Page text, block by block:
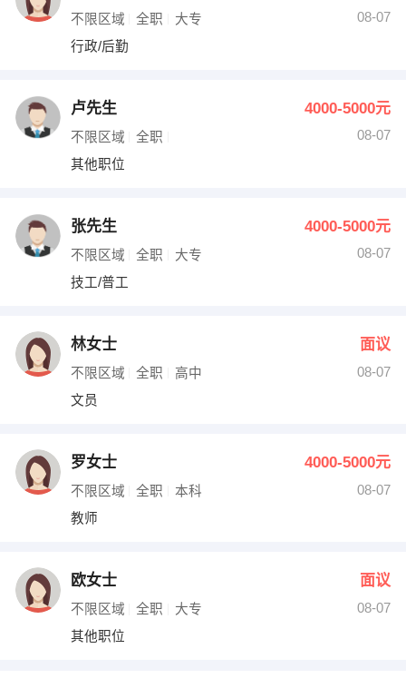
其他职位
不限区域 全职 大专
08-07
行政/后勤
卢先生 4000-5000元
不限区域 全职
08-07
其他职位
张先生 4000-5000元
不限区域 全职 大专
08-07
技工/普工
林女士 面议
不限区域 全职 高中
08-07
文员
罗女士 4000-5000元
不限区域 全职 本科
08-07
教师
欧女士 面议
不限区域 全职 大专
08-07
其他职位